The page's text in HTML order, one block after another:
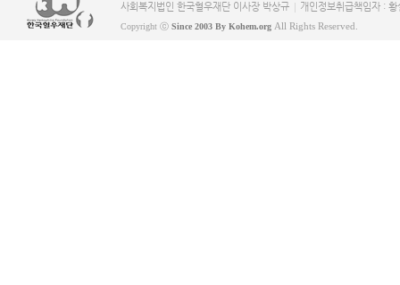
사회복지법인 한국혈우재단 이사장 박상규
개인정보취급책임자 : 황
Copyright ⓒ Since 2003 By Kohem.org All Rights Reserved.